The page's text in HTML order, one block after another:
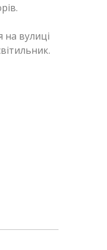
на вулиці